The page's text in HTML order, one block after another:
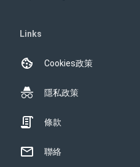
Links
Cookies政策
隱私政策
條款
聯絡